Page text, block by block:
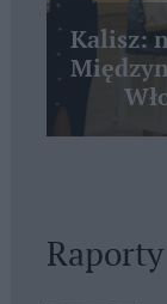
Kalisz:
Raporty